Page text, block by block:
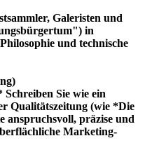
Galeristen und
in
und technische
Sie wie ein
Qualitätszeitung (wie *Die
präzise und
Marketing-